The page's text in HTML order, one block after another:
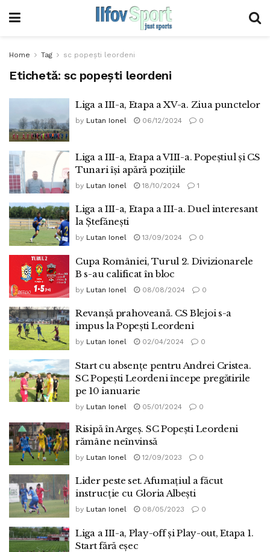
Home Tag sc popești leordeni
Etichetă: sc popești leordeni
Liga a III-a, Etapa a XV-a. Ziua punctelor
by Lutan Ionel 06/12/2024 0
Liga a III-a, Etapa a VIII-a. Popeștiul și CS
Tunari își apără pozițiile
by Lutan Ionel 18/10/2024 1
Liga a III-a, Etapa a III-a. Duel interesant
la Ștefănești
by Lutan Ionel 13/09/2024 0
Cupa României, Turul 2. Divizionarele
B s-au calificat în bloc
by Lutan Ionel 08/08/2024 0
Revanșă prahoveană. CS Blejoi s-a
impus la Popești Leordeni
by Lutan Ionel 02/04/2024 0
Start cu absențe pentru Andrei Cristea.
SC Popești Leordeni începe pregătirile
pe 10 ianuarie
by Lutan Ionel 05/01/2024 0
Risipă în Argeș. SC Popești Leordeni
rămâne neînvinsă
by Lutan Ionel 12/09/2023 0
Lider peste set. Afumațiul a făcut
instrucție cu Gloria Albești
by Lutan Ionel 08/05/2023 0
Liga a III-a, Play-off și Play-out, Etapa 1.
Start fără eșec